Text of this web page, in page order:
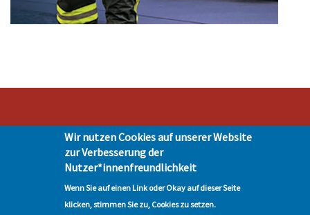
Stadt Hohen Neuendorf • Oranienburger Str. 2 • 16540 Hohen Neuendorf •
Telefon 03303-528-0
Impressum|Presse| Datenschutz| © Hohen-Neuendorf.de, Alle Rechte
vorbehalten - Vervielfältigung nur mit unserer Genehmigung
Wir nutzen Cookies auf unserer Website
zur Verbesserung der
Nutzer*innenfreundlichkeit
Wenn Sie auf einen Link oder Okay auf dieser Seite
klicken, stimmen Sie zu, Cookies zu setzen.